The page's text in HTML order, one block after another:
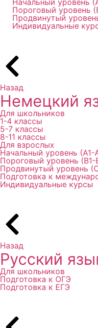
Начальный уровень
Пороговый уровень
Продвинутый
Индивидуальные
Назад
Немецкий
Для школьников
1-4 классы
5-7 классы
8-11 классы
Для взрослых
Начальный уровень (А1-
Пороговый уровень (В1-
Продвинутый уровень
Подготовка к
Индивидуальные курсы
Назад
Русский
Для школьников
Подготовка к ОГЭ
Подготовка к ЕГЭ